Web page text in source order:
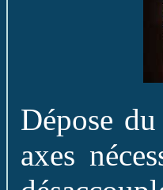
Dépose
axes